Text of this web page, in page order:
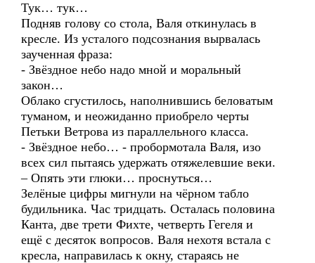
Тук… тук…
Подняв голову со стола, Валя откинулась в
кресле. Из усталого подсознания вырвалась
заученная фраза:
- Звёздное небо надо мной и моральный
закон…
Облако сгустилось, наполнившись беловатым
туманом, и неожиданно приобрело черты
Петьки Ветрова из параллельного класса.
- Звёздное небо… - пробормотала Валя, изо
всех сил пытаясь удержать отяжелевшие веки.
– Опять эти глюки… проснуться…
Зелёные цифры мигнули на чёрном табло
будильника. Час тридцать. Осталась половина
Канта, две трети Фихте, четверть Гегеля и
ещё с десяток вопросов. Валя нехотя встала с
кресла, направилась к окну, стараясь не